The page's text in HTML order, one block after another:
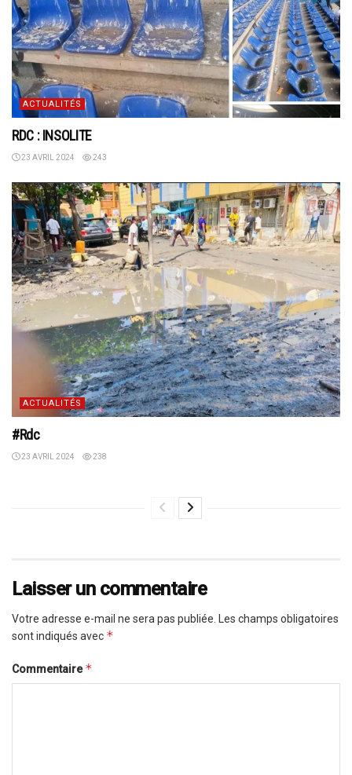
ACTUALITÉS
RDC : INSOLITE
23 AVRIL 2024 243
ACTUALITÉS
#Rdc
23 AVRIL 2024 238
Laisser un commentaire
Votre adresse e-mail ne sera pas publiée.
Les champs obligatoires
sont indiqués avec *
Commentaire*